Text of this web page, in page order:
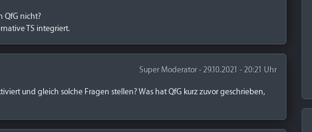
QfG nicht?
TS integriert.
Super Moderator - 29.10.2021 - 20:21 Uhr
und gleich solche Fragen stellen? Was hat QfG kurz zuvor geschrieben,